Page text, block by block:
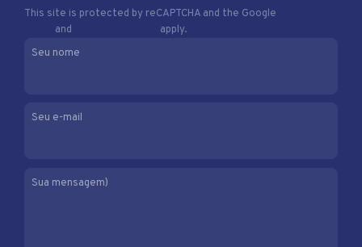
This site is protected by reCAPTCHA and the Google
and
apply.
Seu nome
Seu e-mail
Sua mensagem)